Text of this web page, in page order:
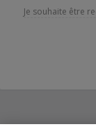
Je souhaite être